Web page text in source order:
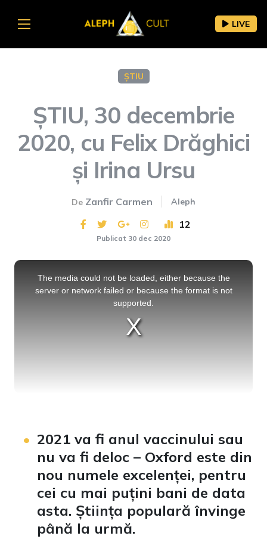
LIVE
ȘTIU
ȘTIU, 30 decembrie
2020, cu Felix Drăghici
și Irina Ursu
De Zanfir Carmen Aleph
12
Publicat 30 dec 2020
This
The media could not be loaded, either because the
server or network failed or because the format is not
supported.
2021 va fi anul vaccinului sau
nu va fi deloc – Oxford este din
nou numele excelenței, pentru
cei cu mai puțini bani de data
asta. Știința populară învinge
până la urmă.